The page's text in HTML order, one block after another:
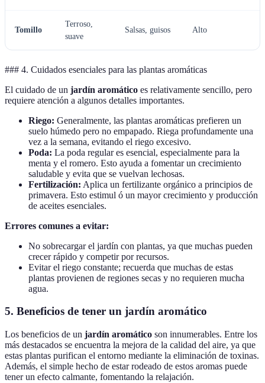
Tomillo
Terroso,
suave
Salsas, guisos Alto
### 4. Cuidados esenciales para las plantas aromáticas
El cuidado de un jardín aromático es relativamente sencillo, pero
requiere atención a algunos detalles importantes.
Riego: Generalmente, las plantas aromáticas prefieren un
suelo húmedo pero no empapado. Riega profundamente una
vez a la semana, evitando el riego excesivo.
Poda: La poda regular es esencial, especialmente para la
menta y el romero. Esto ayuda a fomentar un crecimiento
saludable y evita que se vuelvan lechosas.
Fertilización: Aplica un fertilizante orgánico a principios de
primavera. Esto estimul ó un mayor crecimiento y producción
de aceites esenciales.
Errores comunes a evitar:
No sobrecargar el jardín con plantas, ya que muchas pueden
crecer rápido y competir por recursos.
Evitar el riego constante; recuerda que muchas de estas
plantas provienen de regiones secas y no requieren mucha
agua.
5. Beneficios de tener un jardín aromático
Los beneficios de un jardín aromático son innumerables. Entre los
más destacados se encuentra la mejora de la calidad del aire, ya que
estas plantas purifican el entorno mediante la eliminación de toxinas.
Además, el simple hecho de estar rodeado de estos aromas puede
tener un efecto calmante, fomentando la relajación.